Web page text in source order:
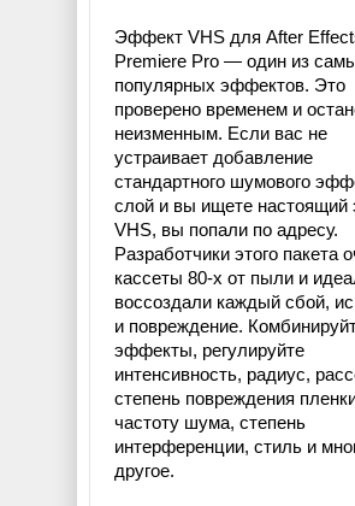
Эффект VHS для After
Premiere Pro — один из
популярных эффектов. Это
проверено временем и
неизменным. Если вас не
устраивает добавление
стандартного шумового
слой и вы ищете
VHS, вы попали по адресу.
Разработчики этого пакета
кассеты 80-х от пыли и
воссоздали каждый сбой,
и повреждение.
эффекты, регулируйте
интенсивность, радиус,
степень повреждения
частоту шума, степень
интерференции, стиль и
другое.